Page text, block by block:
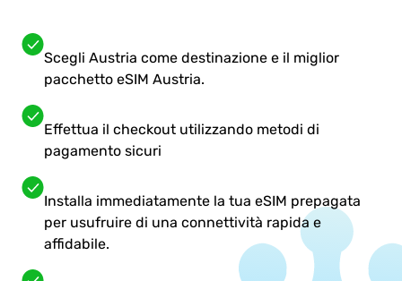
Scegli Austria come destinazione e il miglior
pacchetto eSIM Austria.
Effettua il checkout utilizzando metodi di
pagamento sicuri
Installa immediatamente la tua eSIM prepagata
per usufruire di una connettività rapida e
affidabile.